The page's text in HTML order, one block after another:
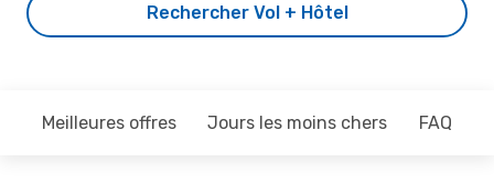
Rechercher Vol + Hôtel
Meilleures offres Jours les moins chers FAQ